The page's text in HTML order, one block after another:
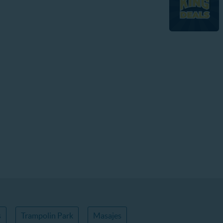
Trampolin Park Masajes